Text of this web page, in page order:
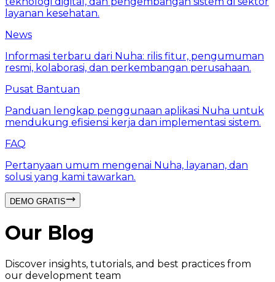
layanan kesehatan.
News
Informasi terbaru dari Nuha: rilis fitur, pengumuman
resmi, kolaborasi, dan perkembangan perusahaan.
Pusat Bantuan
Panduan lengkap penggunaan aplikasi Nuha untuk
mendukung efisiensi kerja dan implementasi sistem.
FAQ
Pertanyaan umum mengenai Nuha, layanan, dan
solusi yang kami tawarkan.
DEMO GRATIS
Our Blog
Discover insights, tutorials, and best practices from
our development team